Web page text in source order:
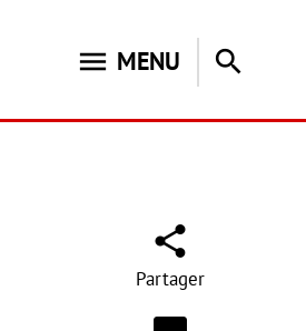
menu MENU search
Partager